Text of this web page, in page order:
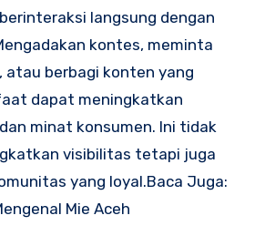
langsung dengan
kontes, meminta
atau berbagi konten yang
dapat meningkatkan
minat konsumen. Ini tidak
visibilitas tetapi juga
yang loyal.Baca Juga:
Mie Aceh